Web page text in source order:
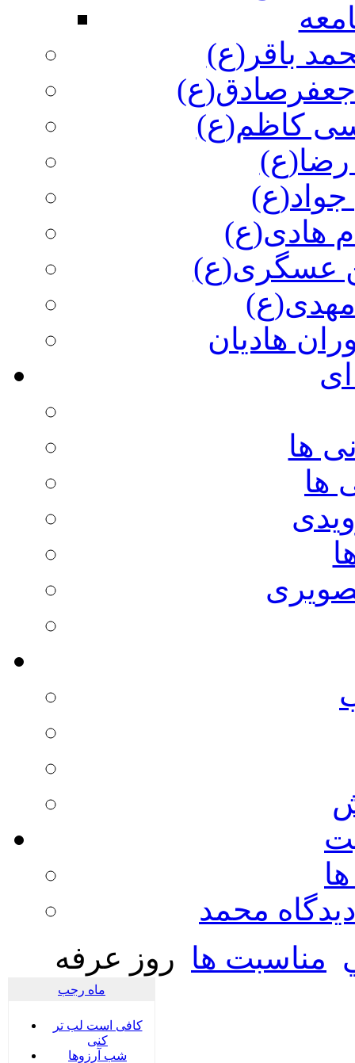
باقر(ع)
جعفرصادق(ع)
کاظم(ع)
هادی(ع)
عسگری(ع)
هادیان
ها
ها
محمد
مناسبت ها روز عرفه
ماه رجب
کافی است لب تر
کنی
شب آرزوها